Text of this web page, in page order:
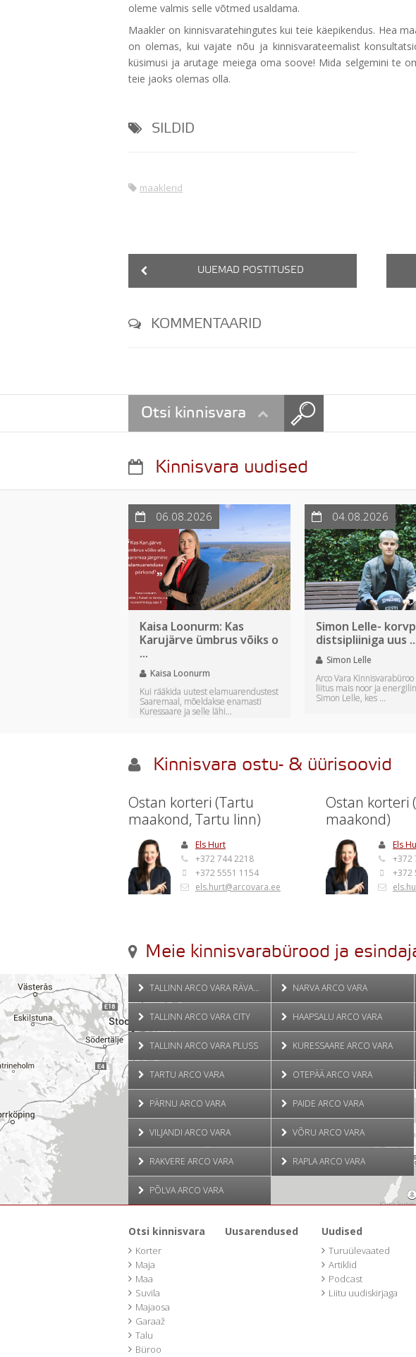
oleme valmis selle võtmed usaldama.
Maakler on kinnisvaratehingutes kui teie käepikendus. Hea
on olemas, kui vajate nõu ja kinnisvarateemalist
küsimusi ja arutage meiega oma soove! Mida selgemini te
teie jaoks olemas olla.
SILDID
maaklerid
UUEMAD POSTITUSED
KOMMENTAARID
Otsi kinnisvara
Kinnisvara uudised
06.08.2026
Kaisa Loonurm: Kas
Karujärve ümbrus võiks o
...
Kaisa Loonurm
Kui rääkida uutest elamuarendustest
Saaremaal, mõeldakse enamasti
Kuressaare ja selle lähi...
04.08.2026
Simon Lelle-
distsipliiniga uus
Simon Lelle
Arco Vara
liitus mais noor ja
Simon Lelle, kes ...
Kinnisvara ostu- & üürisoovid
Ostan korteri (Tartu
maakond, Tartu linn)
Els Hurt
+372 744 2218
+372 5551 1154
els.hurt@arcovara.ee
Ostan korteri
maakond)
Els
+372
+372
Meie kinnisvarabürood ja
TALLINN ARCO VARA RÄVALA
TALLINN ARCO VARA CITY
TALLINN ARCO VARA PLUSS
TARTU ARCO VARA
PÄRNU ARCO VARA
VILJANDI ARCO VARA
RAKVERE ARCO VARA
PÕLVA ARCO VARA
NARVA ARCO VARA
HAAPSALU ARCO VARA
KURESSAARE ARCO VARA
OTEPÄÄ ARCO VARA
PAIDE ARCO VARA
VÕRU ARCO VARA
RAPLA ARCO VARA
Otsi kinnisvara
Korter
Maja
Maa
Suvila
Majaosa
Garaaž
Talu
Büroo
Uusarendused Uudised
Turuülevaated
Artiklid
Podcast
Liitu uudiskirjaga